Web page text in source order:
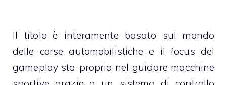
Il titolo è interamente basato sul mondo
delle corse automobilistiche e il focus del
gameplay sta proprio nel guidare macchine